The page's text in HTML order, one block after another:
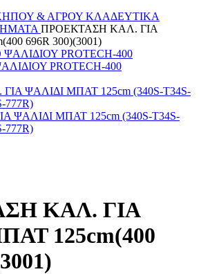
& ΑΓΡΟΥ ΚΛΑΔΕΥΤΙΚΑ
ΠΡΟΕΚΤΑΣΗ ΚΑΛ. ΓΙΑ
696R 300)(3001)
PROTECH-400
ΨΑΛΙΔΙ ΜΠΑΤ 125cm (340S-T34S-
777R)
ΚΑΛ. ΓΙΑ
125cm(400